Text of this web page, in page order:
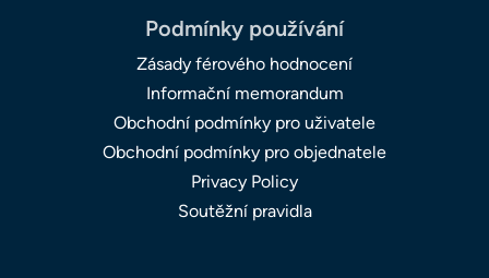
Podmínky používání
Zásady férového hodnocení
Informační memorandum
Obchodní podmínky pro uživatele
Obchodní podmínky pro objednatele
Privacy Policy
Soutěžní pravidla